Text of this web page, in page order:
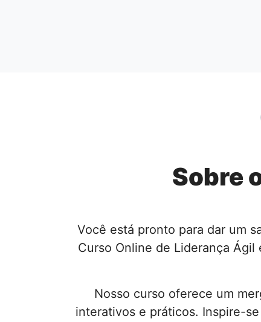
Sobre
Você está pronto para dar um
Curso Online de Liderança
Nosso curso oferece um
interativos e práticos. Inspire-